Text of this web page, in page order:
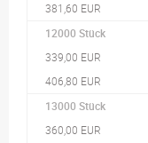
381,60 EUR
12000 Stück
339,00 EUR
406,80 EUR
13000 Stück
360,00 EUR